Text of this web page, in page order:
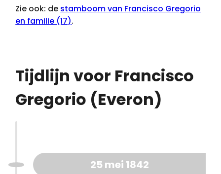
Zie ook: de stamboom van Francisco Gregorio
en familie (17).
Tijdlijn voor Francisco
Gregorio (Everon)
25 mei 1842